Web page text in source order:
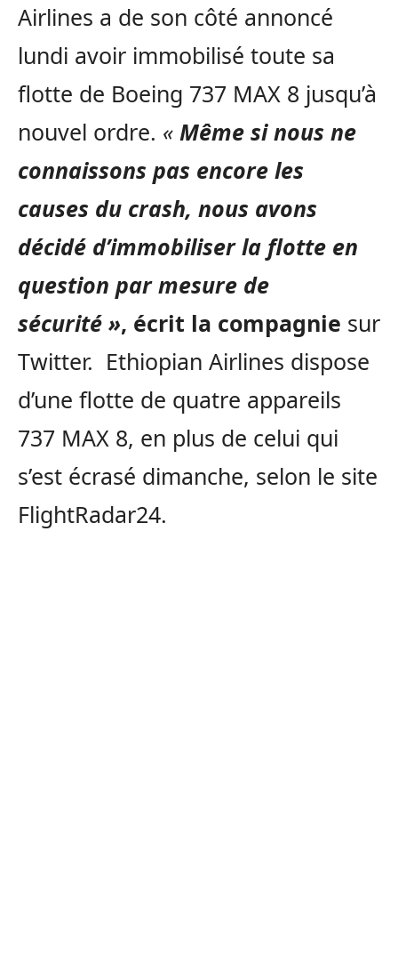
Airlines a de son côté annoncé
lundi avoir immobilisé toute sa
flotte de Boeing 737 MAX 8 jusqu’à
nouvel ordre. « Même si nous ne
connaissons pas encore les
causes du crash, nous avons
décidé d’immobiliser la flotte en
question par mesure de
sécurité », écrit la compagnie sur
Twitter. Ethiopian Airlines dispose
d’une flotte de quatre appareils
737 MAX 8, en plus de celui qui
s’est écrasé dimanche, selon le site
FlightRadar24.